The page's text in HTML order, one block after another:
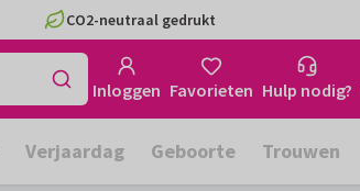
CO2-neutraal gedrukt
Inloggen Favorieten Hulp nodig?
Verjaardag Geboorte Trouwen